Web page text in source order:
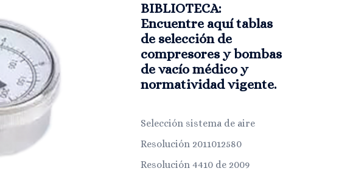
BIBLIOTECA:
Encuentre aquí tablas
de selección de
compresores y bombas
de vacío médico y
normatividad vigente.
Selección sistema de aire
Resolución 2011012580
Resolución 4410 de 2009